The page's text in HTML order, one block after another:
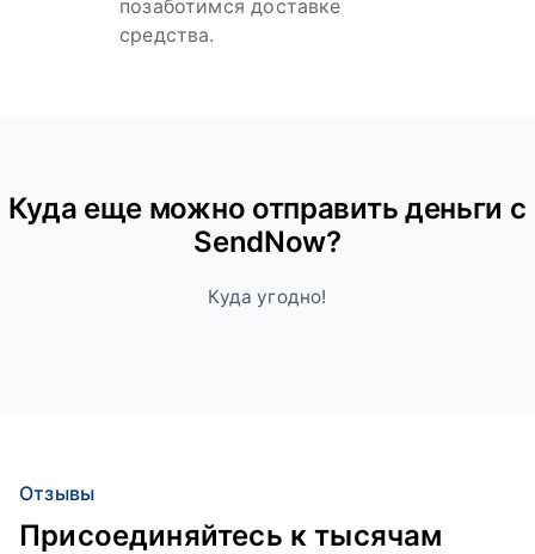
позаботимся доставке
средства.
Куда ещe можно отправить деньги с
SendNow?
Куда угодно!
Отзывы
Присоединяйтесь к тысячам